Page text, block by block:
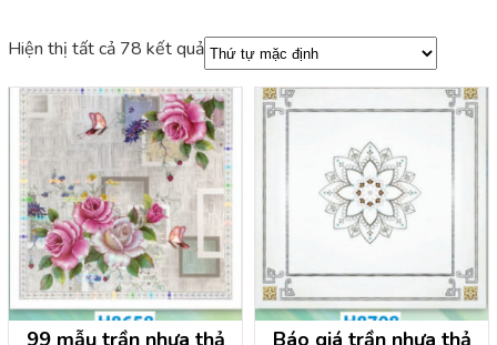
Hiện thị tất cả 78 kết quả
99 mẫu trần nhựa thả
Báo giá trần nhựa thả